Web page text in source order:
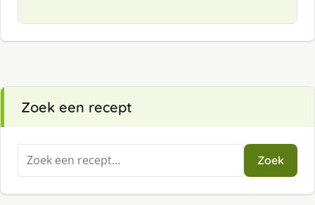
Zoek een recept
Zoeken
naar:
Zoek